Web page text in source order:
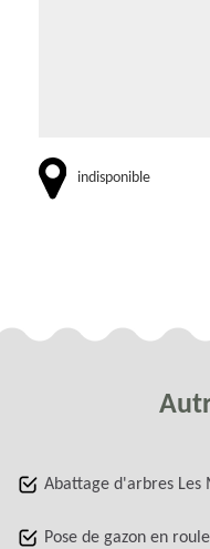
indisponible
Abattage d'arbres Les
Pose de gazon en